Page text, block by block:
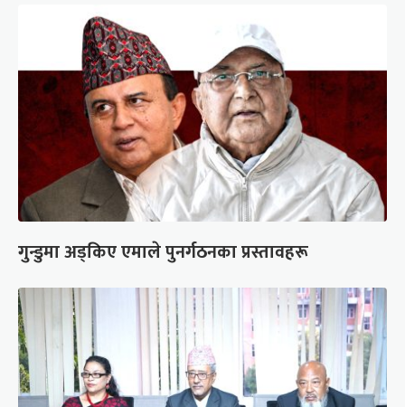
गुन्डुमा अड्किए एमाले पुनर्गठनका प्रस्तावहरू